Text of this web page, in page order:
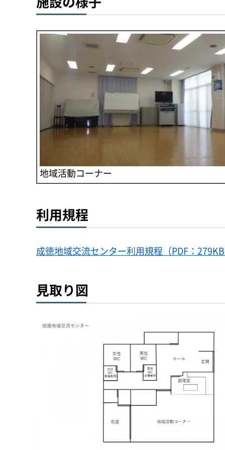
地域活動コーナー
利用規程
成徳地域交流センター利用規程（PDF：
見取り図